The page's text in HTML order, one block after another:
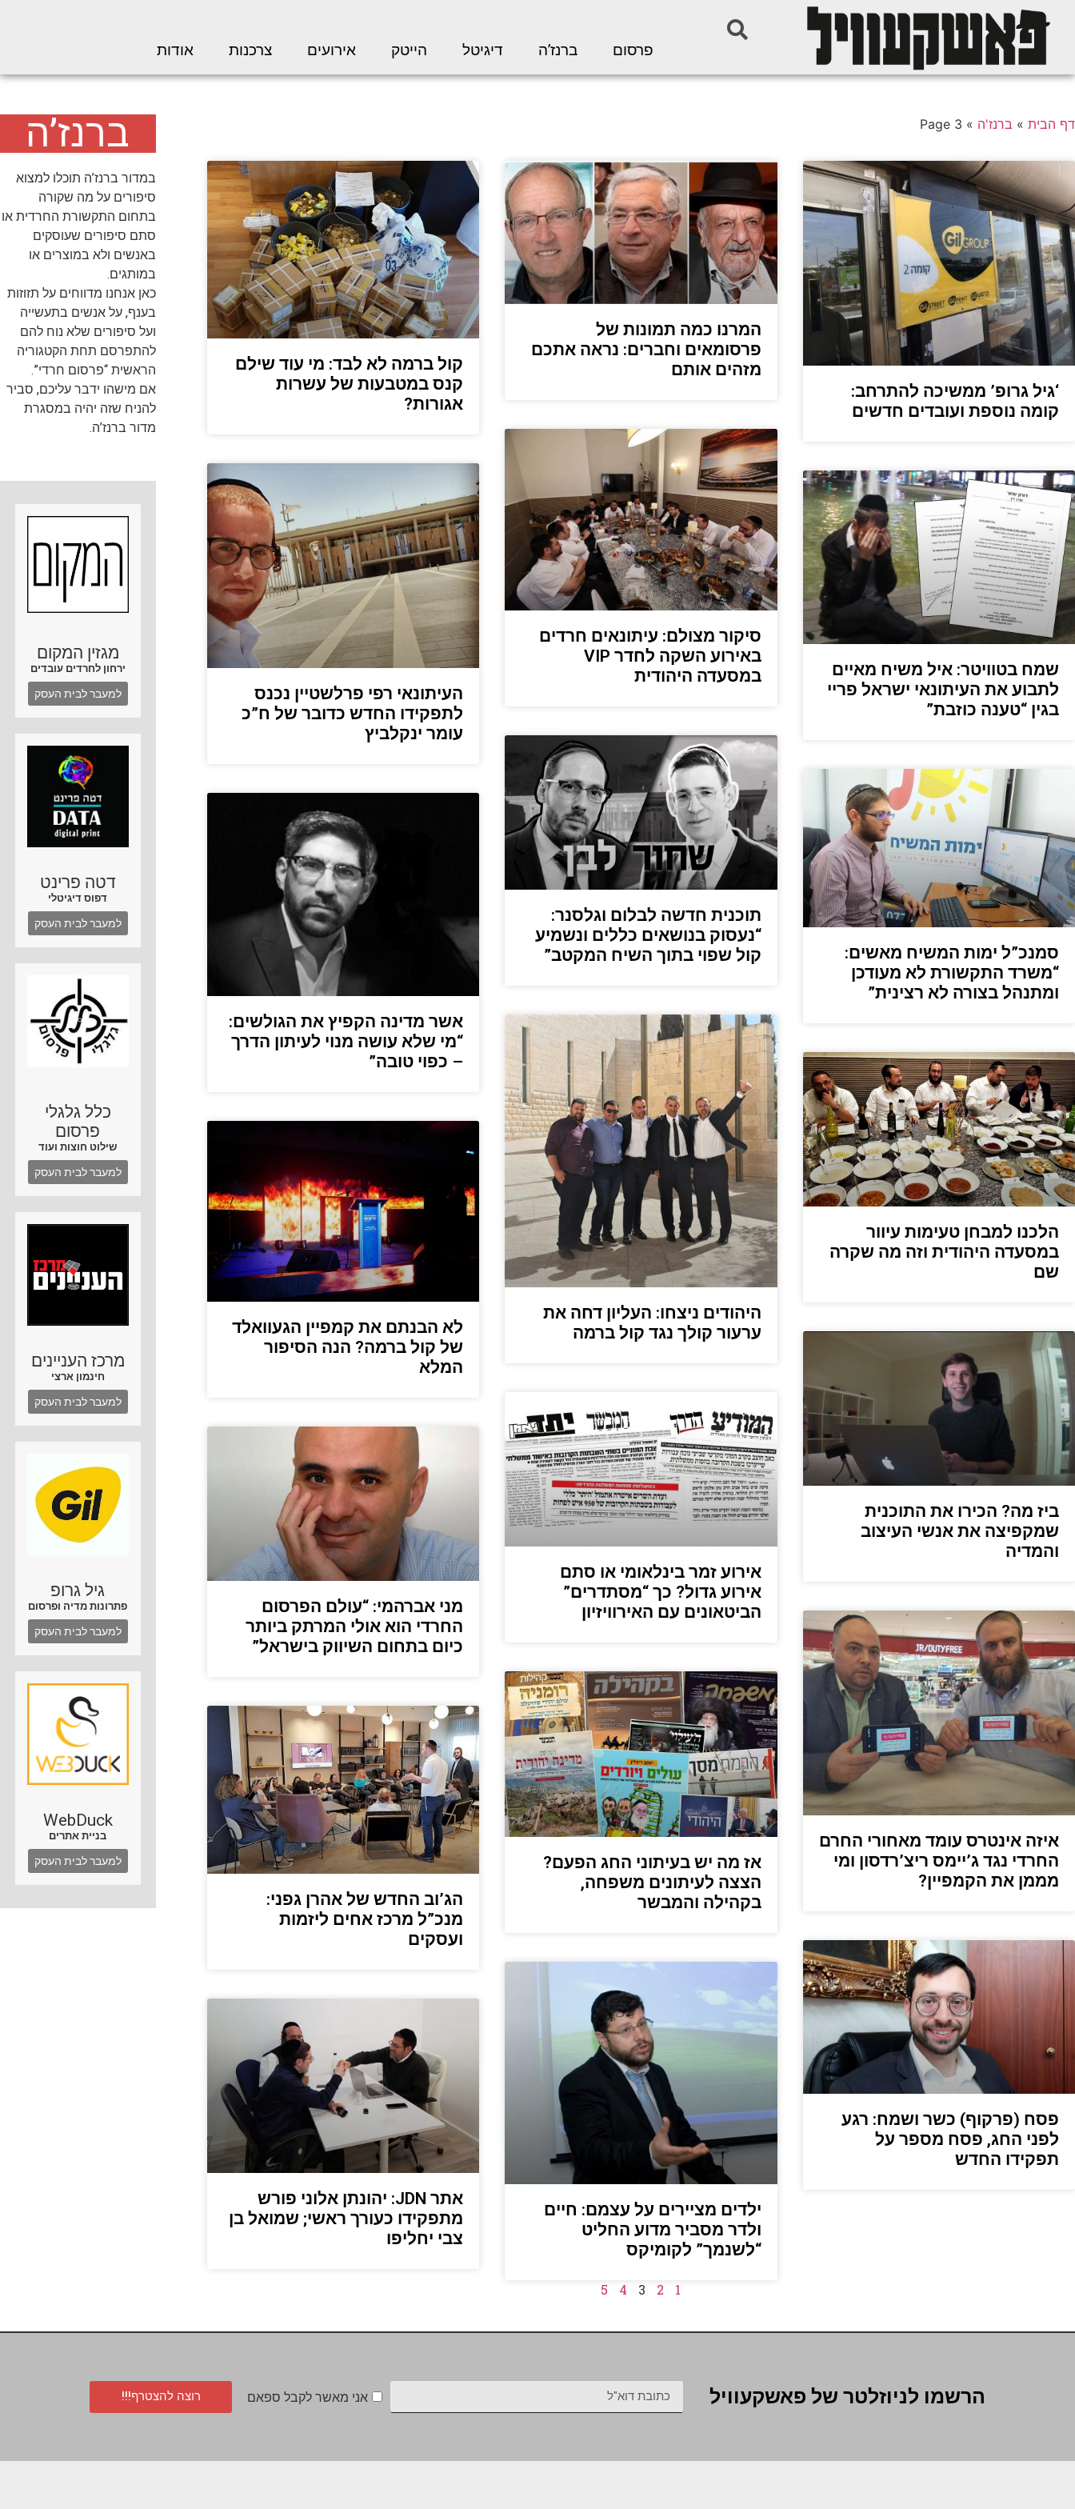
פרסום ברנז’ה דיגיטל הייטק אירועים צרכנות אודות
דף הבית » ברנז'ה »
Page 3
‘גיל גרופ’ ממשיכה להתרחב:
קומה נוספת ועובדים חדשים
המרנו כמה תמונות של
פרסומאים וחברים: נראה אתכם
מזהים אותם
קול ברמה לא לבד: מי עוד שילם
קנס במטבעות של עשרות
אגורות?
שמח בטוויטר: איל משיח מאיים
לתבוע את העיתונאי ישראל פריי
בגין “טענה כוזבת”
סיקור מצולם: עיתונאים חרדים
באירוע השקה לחדר VIP
במסעדה היהודית
העיתונאי רפי פרלשטיין נכנס
לתפקידו החדש כדובר של ח”כ
עומר ינקלביץ
סמנכ”ל ימות המשיח מאשים:
“משרד התקשורת לא מעודכן
ומתנהל בצורה לא רצינית”
תוכנית חדשה לבלום וגלסנר:
“נעסוק בנושאים כללים ונשמיע
קול שפוי בתוך השיח המקטב”
אשר מדינה הקפיץ את הגולשים:
“מי שלא עושה מנוי לעיתון הדרך
– כפוי טובה”
הלכנו למבחן טעימות עיוור
במסעדה היהודית וזה מה שקרה
שם
היהודים ניצחו: העליון דחה את
ערעור קולך נגד קול ברמה
לא הבנתם את קמפיין הגעוואלד
של קול ברמה? הנה הסיפור
המלא
ביז מה? הכירו את התוכנית
שמקפיצה את אנשי העיצוב
והמדיה
אירוע זמר בינלאומי או סתם
אירוע גדול? כך “מסתדרים”
הביטאונים עם האירוויזיון
מני אברהמי: “עולם הפרסום
החרדי הוא אולי המרתק ביותר
כיום בתחום השיווק בישראל”
איזה אינטרס עומד מאחורי החרם
החרדי נגד ג’יימס ריצ’רדסון ומי
מממן את הקמפיין?
אז מה יש בעיתוני החג הפעם?
הצצה לעיתונים משפחה,
בקהילה והמבשר
הג’וב החדש של אהרן גפני:
מנכ”ל מרכז אחים ליזמות
ועסקים
פסח (פרקוף) כשר ושמח: רגע
לפני החג, פסח מספר על
תפקידו החדש
ילדים מציירים על עצמם: חיים
ולדר מסביר מדוע החליט
“לשנמך” לקומיקס
אתר JDN: יהונתן אלוני פורש
מתפקידו כעורך ראשי; שמואל בן
צבי יחליפו
1
2
3
4
5
ברנז’ה
במדור ברנז’ה תוכלו למצוא
סיפורים על מה שקורה
בתחום התקשורת החרדית או
סתם סיפורים שעוסקים
באנשים ולא במוצרים או
במותגים.
כאן אנחנו מדווחים על תזוזות
בענף, על אנשים בתעשייה
ועל סיפורים שלא נוח להם
להתפרסם תחת הקטגוריה
הראשית “פרסום חרדי”.
אם מישהו ידבר עליכם, סביר
להניח שזה יהיה במסגרת
מדור ברנז’ה.
מגזין המקום
ירחון לחרדים עובדים
למעבר לבית העסק
דטה פרינט
דפוס דיגיטלי
למעבר לבית העסק
כלל גלגלי
פרסום
שילוט חוצות ועוד
למעבר לבית העסק
מרכז העניינים
חינמון ארצי
למעבר לבית העסק
גיל גרופ
פתרונות מדיה ופרסום
למעבר לבית העסק
WebDuck
בניית אתרים
למעבר לבית העסק
הרשמו לניוזלטר של פאשקעוויל אני מאשר לקבל ספאם רוצה להצטרף!!!